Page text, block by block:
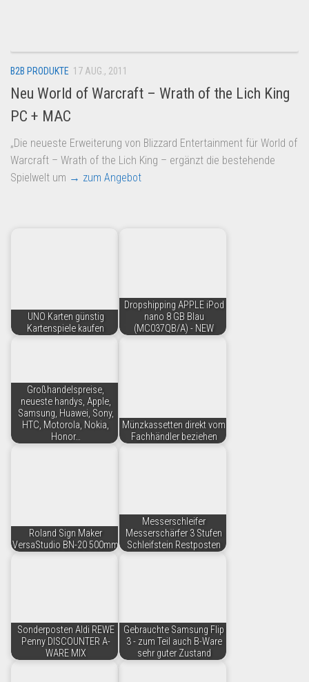
Amazon
Aldi
Lidl
Kostenlos verkaufen
Anmelden
B2B PRODUKTE 17 AUG., 2011
Neu World of Warcraft – Wrath of the Lich King
PC + MAC
„Die neueste Erweiterung von Blizzard Entertainment für World of
Warcraft – Wrath of the Lich King – ergänzt die bestehende
Spielwelt um → zum Angebot
UNO Karten günstig
Kartenspiele kaufen
Dropshipping APPLE iPod
nano 8 GB Blau
(MC037QB/A) - NEW
Großhandelspreise,
neueste handys, Apple,
Samsung, Huawei, Sony,
HTC, Motorola, Nokia,
Honor…
Münzkassetten direkt vom
Fachhändler beziehen
Roland Sign Maker
VersaStudio BN-20 500mm
Messerschleifer
Messerschärfer 3 Stufen
Schleifstein Restposten
Sonderposten Aldi REWE
Penny DISCOUNTER A-
WARE MIX
Gebrauchte Samsung Flip
3 - zum Teil auch B-Ware
sehr guter Zustand